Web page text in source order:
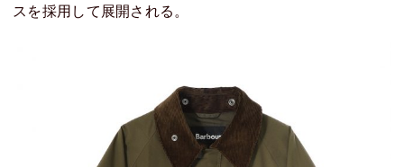
スを採用して展開される。